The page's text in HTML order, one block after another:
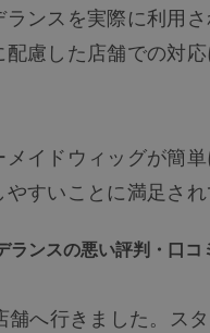
ンスを実際に利用さ
慮した店舗での対
メイドウィッグが簡
すいことに満足され
ランスの悪い評判・口コ
舗へ行きました。ス